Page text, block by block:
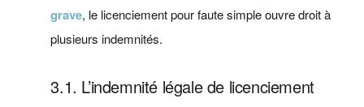
grave, le licenciement pour faute simple ouvre droit à
plusieurs indemnités.
3.1. L’indemnité légale de licenciement